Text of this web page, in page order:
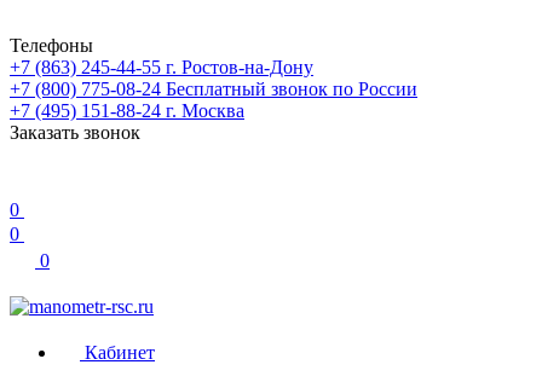
Телефоны
+7 (863) 245-44-55 г. Ростов-на-Дону
+7 (800) 775-08-24 Бесплатный звонок по России
+7 (495) 151-88-24 г. Москва
Заказать звонок
0
0
0
Кабинет